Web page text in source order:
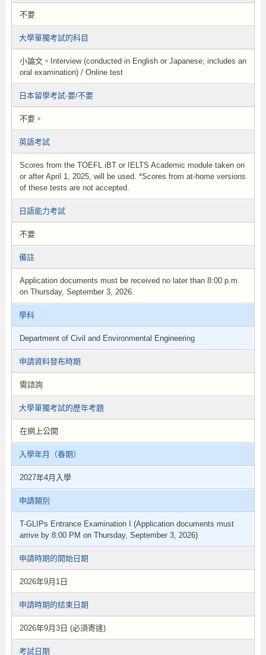
不要
大學單獨考試的科目
小論文。Interview (conducted in English or Japanese; includes an
oral examination) / Online test
日本留學考試-要/不要
不要。
英語考試
Scores from the TOEFL iBT or IELTS Academic module taken on
or after April 1, 2025, will be used. *Scores from at-home versions
of these tests are not accepted.
日語能力考試
不要
備註
Application documents must be received no later than 8:00 p.m.
on Thursday, September 3, 2026.
學科
Department of Civil and Environmental Engineering
申請資料發布時期
需諮詢
大學單獨考試的歷年考題
在網上公開
入學年月（春期）
2027年4月入學
申請類別
T-GLIPs Entrance Examination I (Application documents must
arrive by 8:00 PM on Thursday, September 3, 2026)
申請時期的開始日期
2026年9月1日
申請時期的結束日期
2026年9月3日 (必須寄達)
考試日期